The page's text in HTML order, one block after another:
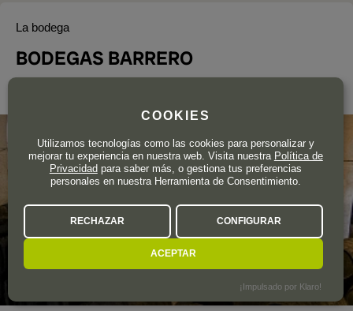
La bodega
BODEGAS BARRERO
COOKIES
Utilizamos tecnologías como las cookies para personalizar y
mejorar tu experiencia en nuestra web. Visita nuestra Política de
Privacidadpara saber más, o gestiona tus preferencias
personales en nuestra Herramienta de Consentimiento.
RECHAZAR CONFIGURAR
ACEPTAR
¡Impulsado por Klaro!